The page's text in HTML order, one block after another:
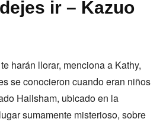
ir – Kazuo
harán llorar, menciona a Kathy,
se conocieron cuando eran niños
Hailsham, ubicado en la
sumamente misterioso, sobre